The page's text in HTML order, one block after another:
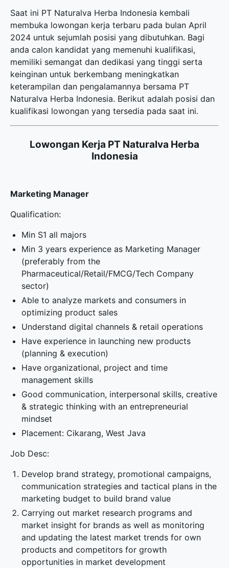
Saat ini PT Naturalva Herba Indonesia kembali
membuka lowongan kerja terbaru pada bulan April
2024 untuk sejumlah posisi yang dibutuhkan. Bagi
anda calon kandidat yang memenuhi kualifikasi,
memiliki semangat dan dedikasi yang tinggi serta
keinginan untuk berkembang meningkatkan
keterampilan dan pengalamannya bersama PT
Naturalva Herba Indonesia. Berikut adalah posisi dan
kualifikasi lowongan yang tersedia pada saat ini.
Lowongan Kerja PT Naturalva Herba
Indonesia
Marketing Manager
Qualification:
Min S1 all majors
Min 3 years experience as Marketing Manager
(preferably from the
Pharmaceutical/Retail/FMCG/Tech Company
sector)
Able to analyze markets and consumers in
optimizing product sales
Understand digital channels & retail operations
Have experience in launching new products
(planning & execution)
Have organizational, project and time
management skills
Good communication, interpersonal skills, creative
& strategic thinking with an entrepreneurial
mindset
Placement: Cikarang, West Java
Job Desc:
Develop brand strategy, promotional campaigns,
communication strategies and tactical plans in the
marketing budget to build brand value
Carrying out market research programs and
market insight for brands as well as monitoring
and updating the latest market trends for own
products and competitors for growth
opportunities in market development